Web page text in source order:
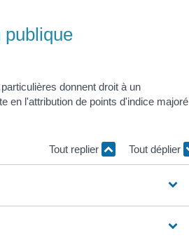
publique
donnent droit à un
en l'attribution de points d'indice majoré
Tout replier Tout déplier